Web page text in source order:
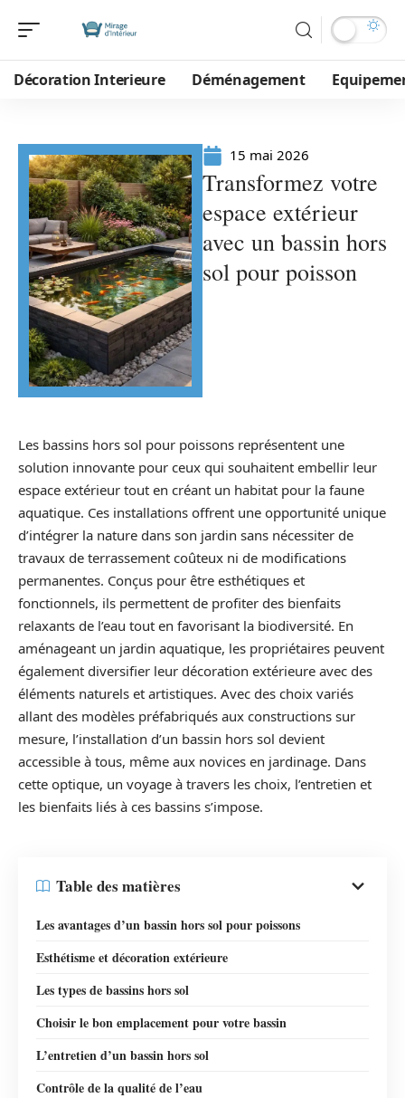
Décoration Interieure Déménagement
15 mai 2026
Transformez votre
espace extérieur
avec un bassin hors
sol pour poisson
Les bassins hors sol pour poissons représentent une
solution innovante pour ceux qui souhaitent embellir leur
espace extérieur tout en créant un habitat pour la faune
aquatique. Ces installations offrent une opportunité unique
d’intégrer la nature dans son jardin sans nécessiter de
travaux de terrassement coûteux ni de modifications
permanentes. Conçus pour être esthétiques et
fonctionnels, ils permettent de profiter des bienfaits
relaxants de l’eau tout en favorisant la biodiversité. En
aménageant un jardin aquatique, les propriétaires peuvent
également diversifier leur décoration extérieure avec des
éléments naturels et artistiques. Avec des choix variés
allant des modèles préfabriqués aux constructions sur
mesure, l’installation d’un bassin hors sol devient
accessible à tous, même aux novices en jardinage. Dans
cette optique, un voyage à travers les choix, l’entretien et
les bienfaits liés à ces bassins s’impose.
Table des matières
Les avantages d’un bassin hors sol pour poissons
Esthétisme et décoration extérieure
Les types de bassins hors sol
Choisir le bon emplacement pour votre bassin
L’entretien d’un bassin hors sol
Contrôle de la qualité de l’eau